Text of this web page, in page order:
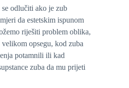
više materijala.
odlučiti ako je zub
da estetskim ispunom
riješiti problem oblika,
opsegu, kod zuba
potamnili ili kad
zuba da mu prijeti